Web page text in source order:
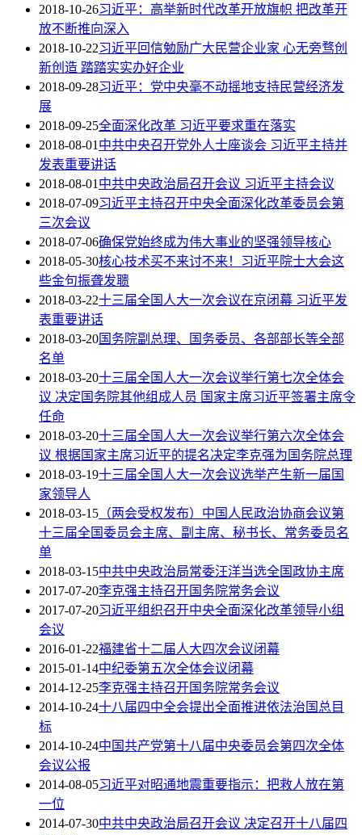
2018-10-26习近平：高举新时代改革开放旗帜 把改革开
放不断推向深入
2018-10-22习近平回信勉励广大民营企业家 心无旁骛创
新创造 踏踏实实办好企业
2018-09-28习近平：党中央毫不动摇地支持民营经济发
展
2018-09-25全面深化改革 习近平要求重在落实
2018-08-01中共中央召开党外人士座谈会 习近平主持并
发表重要讲话
2018-08-01中共中央政治局召开会议 习近平主持会议
2018-07-09习近平主持召开中央全面深化改革委员会第
三次会议
2018-07-06确保党始终成为伟大事业的坚强领导核心
2018-05-30核心技术买不来讨不来！习近平院士大会这
些金句振聋发聩
2018-03-22十三届全国人大一次会议在京闭幕 习近平发
表重要讲话
2018-03-20国务院副总理、国务委员、各部部长等全部
名单
2018-03-20十三届全国人大一次会议举行第七次全体会
议 决定国务院其他组成人员 国家主席习近平签署主席令
任命
2018-03-20十三届全国人大一次会议举行第六次全体会
议 根据国家主席习近平的提名决定李克强为国务院总理
2018-03-19十三届全国人大一次会议选举产生新一届国
家领导人
2018-03-15 （两会受权发布）中国人民政治协商会议第
十三届全国委员会主席、副主席、秘书长、常务委员名
单
2018-03-15中共中央政治局常委汪洋当选全国政协主席
2017-07-20李克强主持召开国务院常务会议
2017-07-20习近平组织召开中央全面深化改革领导小组
会议
2016-01-22福建省十二届人大四次会议闭幕
2015-01-14中纪委第五次全体会议闭幕
2014-12-25李克强主持召开国务院常务会议
2014-10-24十八届四中全会提出全面推进依法治国总目
标
2014-10-24中国共产党第十八届中央委员会第四次全体
会议公报
2014-08-05习近平对昭通地震重要指示：把救人放在第
一位
2014-07-30中共中央政治局召开会议 决定召开十八届四